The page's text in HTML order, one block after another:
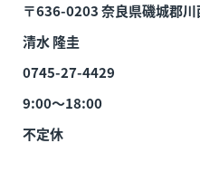
〒636-0203奈良県磯城郡
清水 隆圭
0745-27-4429
9:00～18:00
不定休